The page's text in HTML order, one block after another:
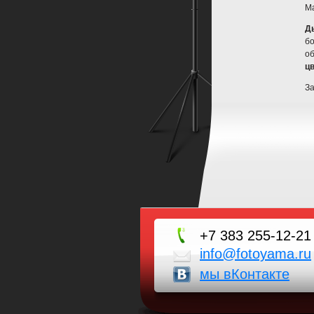
+7 383 255-12-21
info@fotoyama.ru
мы вКонтакте